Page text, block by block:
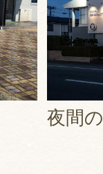
夜間